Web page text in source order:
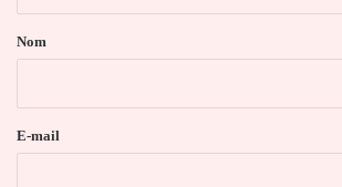
a
e
Nom
E-mail